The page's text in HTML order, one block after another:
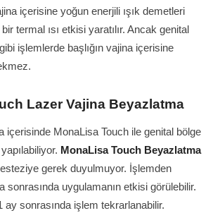
içerisine yoğun enerjili ışık demetleri
termal ısı etkisi yaratılır. Ancak genital
işlemlerde başlığın vajina içerisine
Lazer Vajina Beyazlatma
içerisinde MonaLisa Touch ile genital bölge
MonaLisa Touch Beyazlatma
gerek duyulmuyor. İşlemden
sonrasında uygulamanın etkisi görülebilir.
ay sonrasında işlem tekrarlanabilir.